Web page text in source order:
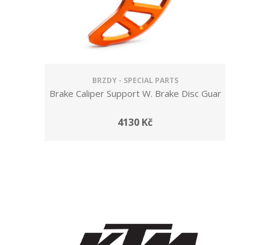
BRZDY - SPECIAL PARTS
Brake Caliper Support W. Brake Disc Guar
4130 Kč